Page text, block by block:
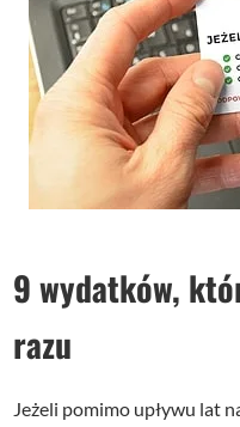
9 wydatków,
razu
Jeżeli pomimo upływu lat